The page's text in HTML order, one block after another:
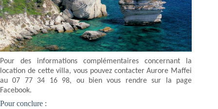
Pour des informations complémentaires concernant la
location de cette villa, vous pouvez contacter Aurore Maffei
au 07 77 34 16 98, ou bien vous rendre sur la page
Facebook.
Pour conclure :